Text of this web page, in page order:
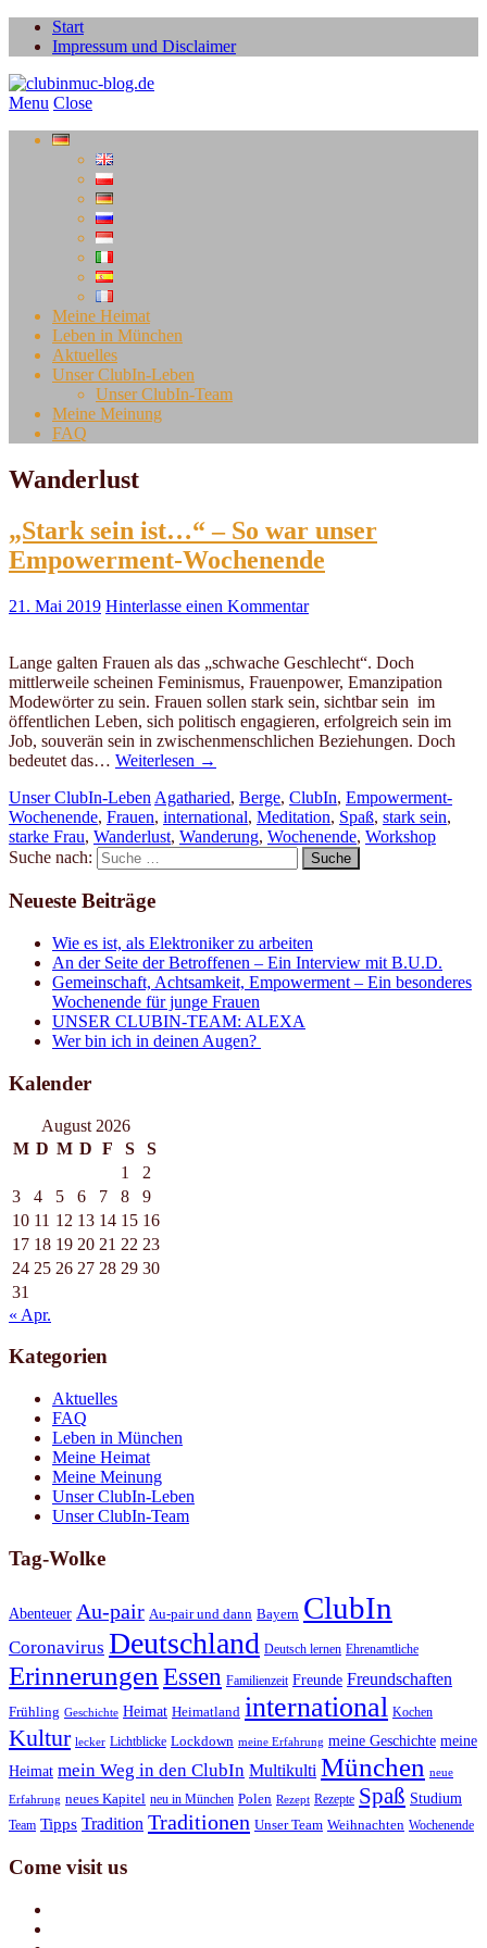
Start
Impressum und Disclaimer
Menu Close
Meine Heimat
Leben in München
Aktuelles
Unser ClubIn-Leben
Unser ClubIn-Team
Meine Meinung
FAQ
Wanderlust
„Stark sein ist…“ – So war unser
Empowerment-Wochenende
21. Mai 2019 Hinterlasse einen Kommentar
Lange galten Frauen als das „schwache Geschlecht“. Doch
mittlerweile scheinen Feminismus, Frauenpower, Emanzipation
Modewörter zu sein. Frauen sollen stark sein, sichtbar sein im
öffentlichen Leben, sich politisch engagieren, erfolgreich sein im
Job, souverän sein in zwischenmenschlichen Beziehungen. Doch
bedeutet das… Weiterlesen →
Unser ClubIn-Leben Agatharied, Berge, ClubIn, Empowerment-
Wochenende, Frauen, international, Meditation, Spaß, stark sein,
starke Frau, Wanderlust, Wanderung, Wochenende, Workshop
Suche nach:
Neueste Beiträge
Wie es ist, als Elektroniker zu arbeiten
An der Seite der Betroffenen – Ein Interview mit B.U.D.
Gemeinschaft, Achtsamkeit, Empowerment – Ein besonderes
Wochenende für junge Frauen
UNSER CLUBIN-TEAM: ALEXA
Wer bin ich in deinen Augen?
Kalender
August 2026
M D M D F S
S
1
2
3
4 5 6 7 8
9
10 11 12 13 14 15 16
17 18 19 20 21 22 23
24 25 26 27 28 29 30
31
« Apr.
Kategorien
Aktuelles
FAQ
Leben in München
Meine Heimat
Meine Meinung
Unser ClubIn-Leben
Unser ClubIn-Team
Tag-Wolke
Abenteuer Au-pair Au-pair und dann Bayern ClubIn
Coronavirus Deutschland Deutsch lernen Ehrenamtliche
ErinnerungenEssen Familienzeit Freunde Freundschaften
Frühling Geschichte Heimat Heimatland international Kochen
Kultur lecker Lichtblicke Lockdown meine Erfahrung meine Geschichte meine
Heimat mein Weg in den ClubIn Multikulti München neue
Erfahrung neues Kapitel neu in München Polen Rezept Rezepte Spaß Studium
Team Tipps Tradition Traditionen Unser Team Weihnachten Wochenende
Come visit us